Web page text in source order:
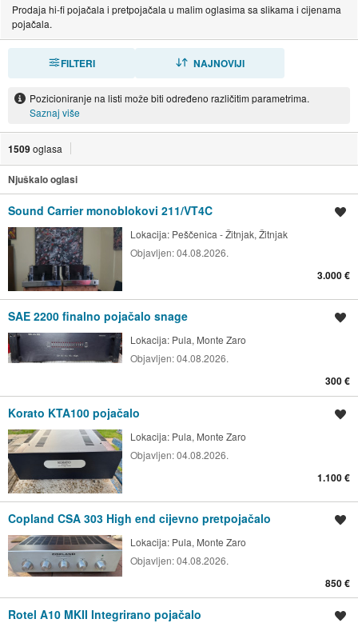
Prodaja hi-fi pojačala i pretpojačala u malim oglasima sa slikama i cijenama
pojačala.
FILTERI NAJNOVIJI
Pozicioniranje na listi može biti određeno različitim parametrima.
Saznaj više
1509oglasa
Njuškalo oglasi
Sound Carrier monoblokovi 211/VT4C
Lokacija: Peščenica - Žitnjak, Žitnjak
Objavljen:04.08.2026.
3.000 €
SAE 2200 finalno pojačalo snage
Lokacija: Pula, Monte Zaro
Objavljen:04.08.2026.
300 €
Korato KTA100 pojačalo
Lokacija: Pula, Monte Zaro
Objavljen:04.08.2026.
1.100 €
Copland CSA 303 High end cijevno pretpojačalo
Lokacija: Pula, Monte Zaro
Objavljen:04.08.2026.
850 €
Rotel A10 MKII Integrirano pojačalo